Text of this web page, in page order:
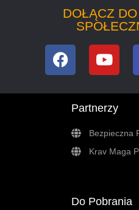
DOŁĄCZ
Partnerzy
Bezpieczna
Krav Maga
Do Pobrania